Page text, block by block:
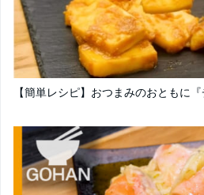
【簡単レシピ】おつまみのおともに